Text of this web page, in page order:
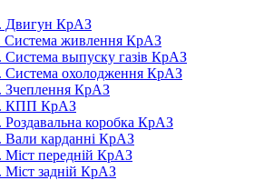
Двигун КрАЗ
Система живлення КрАЗ
Система выпуску газів КрАЗ
Система охолодження КрАЗ
Зчеплення КрАЗ
КПП КрАЗ
Роздавальна коробка КрАЗ
Вали карданні КрАЗ
Міст передній КрАЗ
Міст задній КрАЗ